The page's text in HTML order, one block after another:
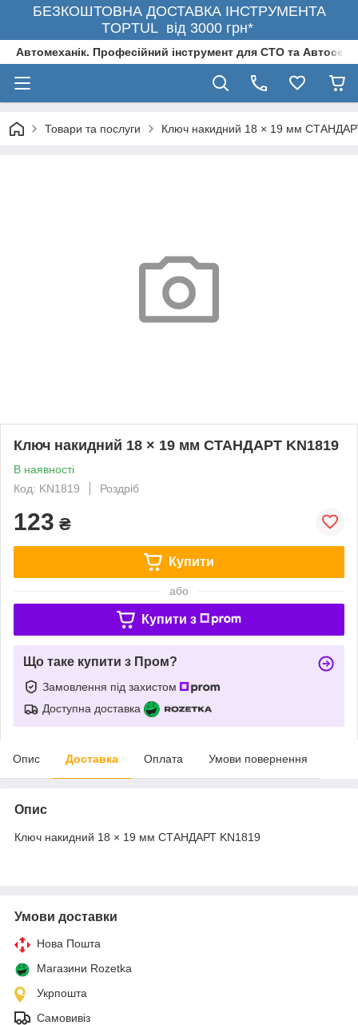
БЕЗКОШТОВНА ДОСТАВКА ІНСТРУМЕНТА
TOPTUL від 3000 грн*
Автомеханік. Професійний інструмент для СТО та
Товари та послуги Ключ накидний 18 × 19 мм
Ключ накидний 18 × 19 мм СТАНДАРТ KN1819
В наявності
Код: KN1819
Роздріб
123 ₴
Купити
або
Купити з
Що таке купити з Пром?
Замовлення під захистом
Доступна доставка
Опис Доставка Оплата Умови повернення
Опис
Ключ накидний 18 × 19 мм СТАНДАРТ KN1819
Умови доставки
Нова Пошта
Магазини Rozetka
Укрпошта
Самовивіз